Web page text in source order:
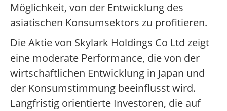
Möglichkeit, von der Entwicklung des
asiatischen Konsumsektors zu profitieren.
Die Aktie von Skylark Holdings Co Ltd zeigt
eine moderate Performance, die von der
wirtschaftlichen Entwicklung in Japan und
der Konsumstimmung beeinflusst wird.
Langfristig orientierte Investoren, die auf